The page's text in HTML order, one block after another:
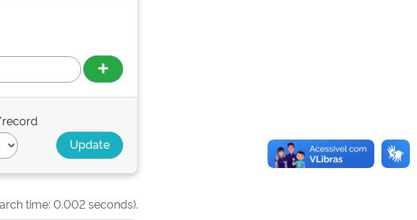
time: 0.002 seconds).